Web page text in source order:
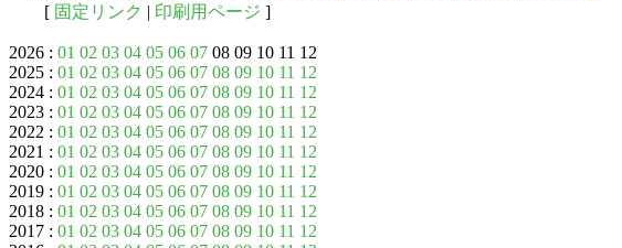
[ 固定リンク | 印刷用ページ ]
2026 : 01 02 03 04 05 06 07 08 09 10 11 12
2025 : 01 02 03 04 05 06 07 08 09 10 11 12
2024 : 01 02 03 04 05 06 07 08 09 10 11 12
2023 : 01 02 03 04 05 06 07 08 09 10 11 12
2022 : 01 02 03 04 05 06 07 08 09 10 11 12
2021 : 01 02 03 04 05 06 07 08 09 10 11 12
2020 : 01 02 03 04 05 06 07 08 09 10 11 12
2019 : 01 02 03 04 05 06 07 08 09 10 11 12
2018 : 01 02 03 04 05 06 07 08 09 10 11 12
2017 : 01 02 03 04 05 06 07 08 09 10 11 12